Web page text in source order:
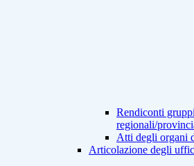
Rendiconti
regionali/
Atti degli organi
Articolazione degli